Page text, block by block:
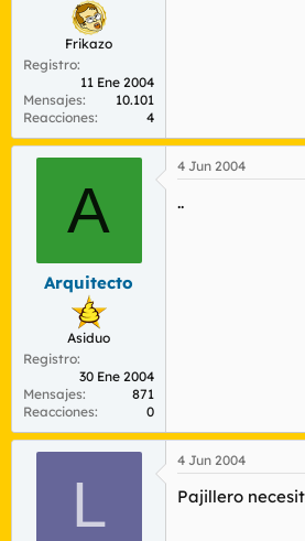
Frikazo
Registro
11 Ene 2004
Mensajes
10.101
Reacciones
4
A
Arquitecto
Asiduo
Registro
30 Ene 2004
Mensajes
871
Reacciones
0
4 Jun 2004
..
L
4 Jun 2004
Pajillero